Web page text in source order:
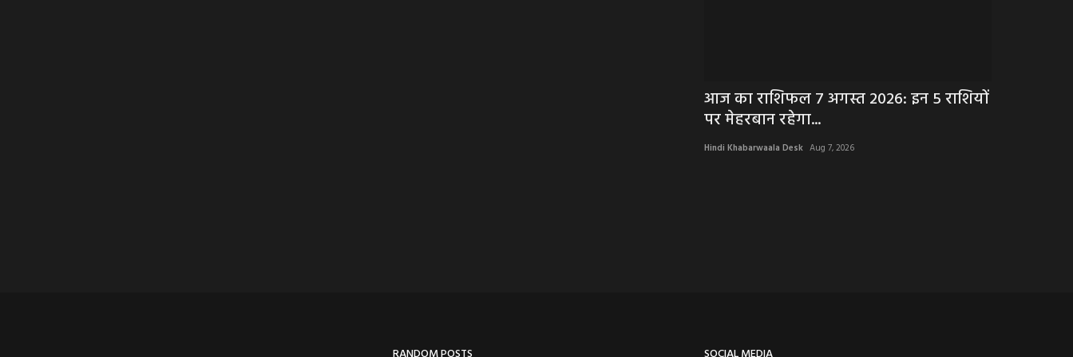
आज का राशिफल 7 अगस्त 2026: इन 5 राशियों
पर मेहरबान रहेगा...
Hindi Khabarwaala Desk Aug 7, 2026